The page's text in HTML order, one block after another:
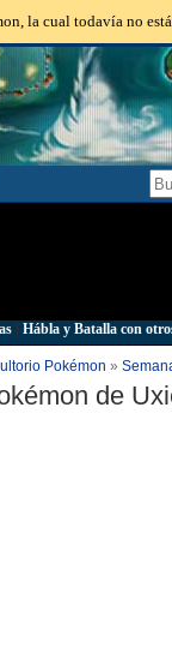
la cual todavía no
Hábla y Batalla con
Pokémon »
de